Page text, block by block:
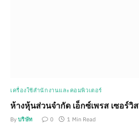
เครื่องใช้สำนักงานและคอมพิวเตอร์
ห้างหุ้นส่วนจำกัด เอ็กซ์เพรส เซอร์วิส
By บริษัท 0 1 Min Read